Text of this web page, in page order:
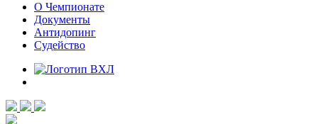
О Чемпионате
Документы
Антидопинг
Судейство